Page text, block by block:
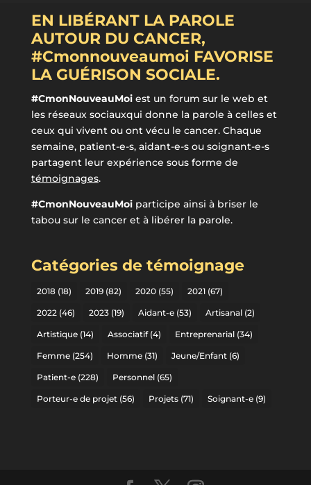
EN LIBÉRANT LA PAROLE
AUTOUR DU CANCER,
#Cmonnouveaumoi FAVORISE
LA GUÉRISON SOCIALE.
#CmonNouveauMoiest un forum sur le web et
les réseaux sociauxqui donne la parole à celles et
ceux qui vivent ou ont vécu le cancer. Chaque
semaine, patient-e-s, aidant-e-s ou soignant-e-s
partagent leur expérience sous forme de
témoignages.
#CmonNouveauMoiparticipe ainsi à briser le
tabou sur le cancer et à libérer la parole.
Catégories de témoignage
2018(18) 2019(82) 2020(55) 2021(67)
2022(46) 2023(19) Aidant-e(53) Artisanal(2)
Artistique(14) Associatif(4) Entreprenarial(34)
Femme(254) Homme(31) Jeune/Enfant(6)
Patient-e(228) Personnel(65)
Porteur-e de projet(56) Projets(71) Soignant-e(9)